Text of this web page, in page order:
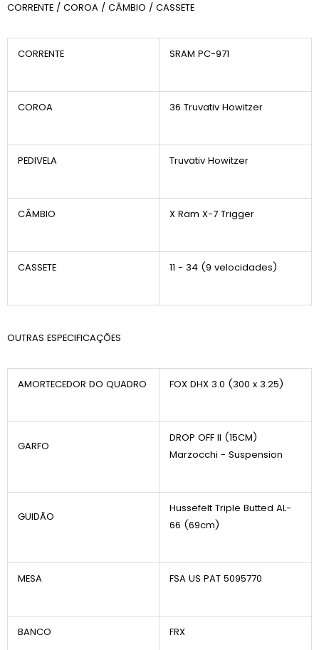
CORRENTE / COROA / CÂMBIO / CASSETE
CORRENTE SRAM PC-971
COROA 36 Truvativ Howitzer
PEDIVELA Truvativ Howitzer
CÂMBIO X Ram X-7 Trigger
CASSETE 11 - 34 (9 velocidades)
OUTRAS ESPECIFICAÇÕES
AMORTECEDOR DO QUADRO FOX DHX 3.0 (300 x 3.25)
GARFO
DROP OFF II (15CM)
Marzocchi - Suspension
GUIDÃO
Hussefelt Triple Butted AL-
66 (69cm)
MESA FSA US PAT 5095770
BANCO FRX